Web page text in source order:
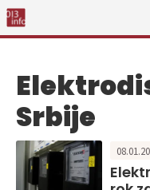
Srbije